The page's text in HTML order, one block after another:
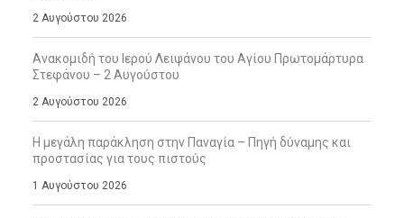
2 Αυγούστου 2026
Ανακομιδή του Ιερού Λειψάνου του Αγίου Πρωτομάρτυρα
Στεφάνου – 2 Αυγούστου
2 Αυγούστου 2026
Η μεγάλη παράκληση στην Παναγία – Πηγή δύναμης και
προστασίας για τους πιστούς
1 Αυγούστου 2026